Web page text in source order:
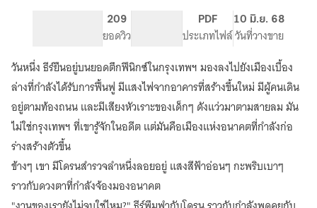
อนาคต
209
ยอดวิว
PDF
ประเภทไฟล์
10 มิ.ย. 68
วันที่วางขาย
วันหนึ่ง ธีร์ยืนอยู่บนยอดตึกฟีนิกซ์ในกรุงเทพฯ มองลงไปยังเมืองเบื้อง
ล่างที่กำลังได้รับการฟื้นฟู มีแสงไฟจากอาคารที่สร้างขึ้นใหม่ มีผู้คนเดิน
อยู่ตามท้องถนน และมีเสียงหัวเราะของเด็กๆ ดังแว่วมาตามสายลม มัน
ไม่ใช่กรุงเทพฯ ที่เขารู้จักในอดีต แต่มันคือเมืองแห่งอนาคตที่กำลังก่อ
ร่างสร้างตัวขึ้น
ข้างๆ เขา มีโดรนสำรวจลำหนึ่งลอยอยู่ แสงสีฟ้าอ่อนๆ กะพริบเบาๆ
ราวกับดวงตาที่กำลังจ้องมองอนาคต